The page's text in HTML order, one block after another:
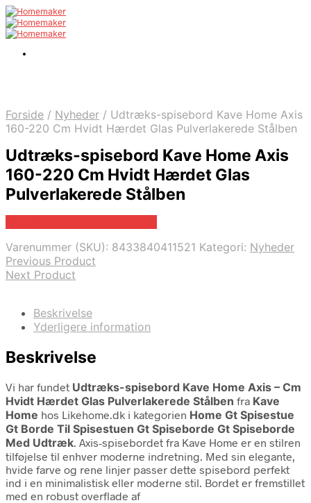
Forside / Nyheder / Udtræks-spisebord Kave Home Axis
160-220 Cm Hvidt Hærdet Glas Pulverlakerede Stålben
Udtræks-spisebord Kave Home Axis
160-220 Cm Hvidt Hærdet Glas
Pulverlakerede Stålben
Varenummer (SKU): 8433840411521 Kategori: Nyheder
Previous Product
Next Product
Beskrivelse
Yderligere information
Beskrivelse
Vi har fundet Udtræks-spisebord Kave Home Axis – Cm
Hvidt Hærdet Glas Pulverlakerede Stålben fra Kave
Home hos Likehome.dk i kategorien Home Gt Spisestue
Gt Borde Til Spisestuen Gt Spiseborde Gt Spiseborde
Med Udtræk. Axis-spisebordet fra Kave Home er en stilren
tilføjelse til enhver moderne indretning. Med sin elegante,
hvide farve og rene linjer passer dette spisebord perfekt
ind i en minimalistisk eller moderne stil. Bordet er fremstillet
med en robust overflade af